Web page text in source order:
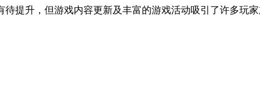
提升，但游戏内容更新及丰富的游戏活动吸引了许多玩